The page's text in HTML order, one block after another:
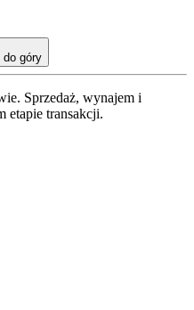
do góry
Sprzedaż, wynajem i
etapie transakcji.